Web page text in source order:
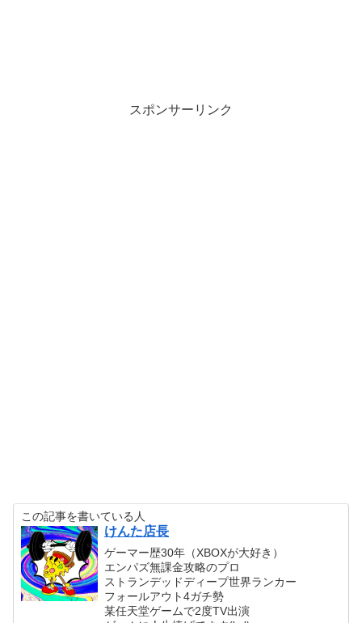
スポンサーリンク
この記事を書いている人
けんた店長
ゲーマー歴30年（XBOXが大好き）
エンパズ無課金攻略のプロ
ストランデッドディープ世界ランカー
フォールアウト4ガチ勢
某任天堂ゲームで2度TV出演